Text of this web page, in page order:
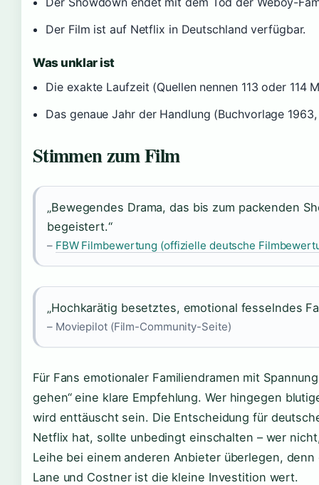
Der Film ist auf Netflix in Deutschland verfügbar.
Was unklar ist
Die exakte Laufzeit (Quellen nennen 113 oder 114
Das genaue Jahr der Handlung (Buchvorlage 1963,
Stimmen zum Film
„Bewegendes Drama, das bis zum packenden
begeistert.“
– FBW Filmbewertung (offizielle deutsche
„Hochkarätig besetztes, emotional fesselndes
– Moviepilot (Film-Community-Seite)
Für Fans emotionaler Familiendramen mit
gehen“ eine klare Empfehlung. Wer hingegen
wird enttäuscht sein. Die Entscheidung für
Netflix hat, sollte unbedingt einschalten – wer
Leihe bei einem anderen Anbieter überlegen, denn
Lane und Costner ist die kleine Investition wert.